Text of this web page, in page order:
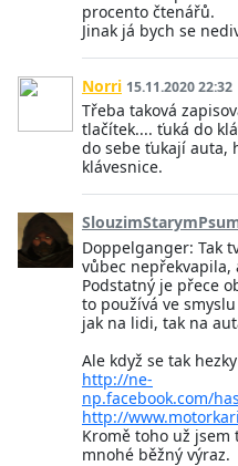
procento čtenářů.
Jinak já bych se
Norri 15.11.2020 22:32
Třeba taková
tlačítek.... ťuká do
do sebe ťukají auta,
klávesnice.
Doppelganger: Tak
vůbec nepřekvapila,
Podstatný je přece
to používá ve
jak na lidi, tak na
Ale když se tak
http://ne-
np.facebook.com/
http://
Kromě toho už
mnohé běžný výraz.